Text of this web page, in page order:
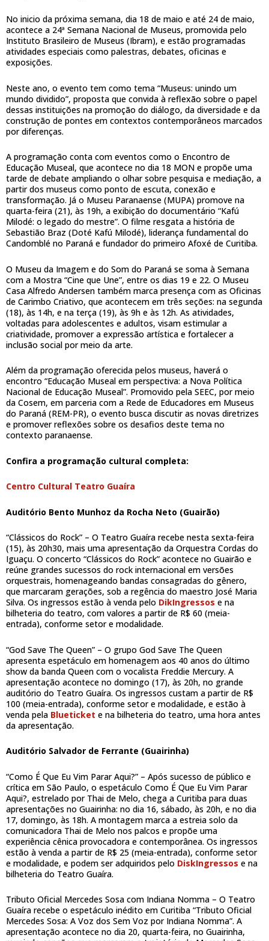
No inicio da próxima semana, dia 18 de maio e até 24 de maio,
acontece a 24ª Semana Nacional de Museus, promovida pelo
Instituto Brasileiro de Museus (Ibram), e estão programadas
atividades especiais como palestras, debates, oficinas e
exposições.
Neste ano, o evento tem como tema “Museus: unindo um
mundo dividido”, proposta que convida à reflexão sobre o papel
dessas instituições na promoção do diálogo, da diversidade e da
construção de pontes em contextos contemporâneos marcados
por diferenças.
A programação conta com eventos como o Encontro de
Educação Museal, que acontece no dia 18 MON e propõe uma
tarde de debate ampliando o olhar sobre pesquisa e mediação, a
partir dos museus como ponto de escuta, conexão e
transformação. Já o Museu Paranaense (MUPA) promove na
quarta-feira (21), às 19h, a exibição do documentário “Kafú
Milodé: o legado do mestre”. O filme resgata a história de
Sebastião Braz (Doté Kafú Milodé), liderança fundamental do
Candomblé no Paraná e fundador do primeiro Afoxé de Curitiba.
O Museu da Imagem e do Som do Paraná se soma à Semana
com a Mostra “Cine que Une”, entre os dias 19 e 22. O Museu
Casa Alfredo Andersen também marca presença com as Oficinas
de Carimbo Criativo, que acontecem em três seções: na segunda
(18), às 14h, e na terça (19), às 9h e às 12h. As atividades,
voltadas para adolescentes e adultos, visam estimular a
criatividade, promover a expressão artística e fortalecer a
inclusão social por meio da arte.
Além da programação oferecida pelos museus, haverá o
encontro “Educação Museal em perspectiva: a Nova Política
Nacional de Educação Museal”. Promovido pela SEEC, por meio
da Cosem, em parceria com a Rede de Educadores em Museus
do Paraná (REM-PR), o evento busca discutir as novas diretrizes
e promover reflexões sobre os desafios deste tema no
contexto paranaense.
Confira a programação cultural completa:
Centro Cultural Teatro Guaíra
Auditório Bento Munhoz da Rocha Neto (Guairão)
“Clássicos do Rock” – O Teatro Guaíra recebe nesta sexta-feira
(15), às 20h30, mais uma apresentação da Orquestra Cordas do
Iguaçu. O concerto “Clássicos do Rock” acontece no Guairão e
reúne grandes sucessos do rock internacional em versões
orquestrais, homenageando bandas consagradas do gênero,
que marcaram gerações, sob a regência do maestro José Maria
Silva. Os ingressos estão à venda pelo DikIngressos e na
bilheteria do teatro, com valores a partir de R$ 60 (meia-
entrada), conforme setor e modalidade.
“God Save The Queen” – O grupo God Save The Queen
apresenta espetáculo em homenagem aos 40 anos do último
show da banda Queen com o vocalista Freddie Mercury. A
apresentação acontece no domingo (17), às 20h, no grande
auditório do Teatro Guaíra. Os ingressos custam a partir de R$
100 (meia-entrada), conforme setor e modalidade, e estão à
venda pela Blueticket e na bilheteria do teatro, uma hora antes
da apresentação.
Auditório Salvador de Ferrante (Guairinha)
“Como É Que Eu Vim Parar Aqui?” – Após sucesso de público e
crítica em São Paulo, o espetáculo Como É Que Eu Vim Parar
Aqui?, estrelado por Thai de Melo, chega a Curitiba para duas
apresentações no Guairinha: no dia 16, sábado, às 20h, e no dia
17, domingo, às 18h. A montagem marca a estreia solo da
comunicadora Thai de Melo nos palcos e propõe uma
experiência cênica provocadora e contemporânea. Os ingressos
estão à venda a partir de R$ 25 (meia-entrada), conforme setor
e modalidade, e podem ser adquiridos pelo DiskIngressos e na
bilheteria do Teatro Guaíra.
Tributo Oficial Mercedes Sosa com Indiana Nomma – O Teatro
Guaíra recebe o espetáculo inédito em Curitiba “Tributo Oficial
Mercedes Sosa: A Voz dos Sem Voz por Indiana Nomma”. A
apresentação acontece no dia 20, quarta-feira, no Guairinha,